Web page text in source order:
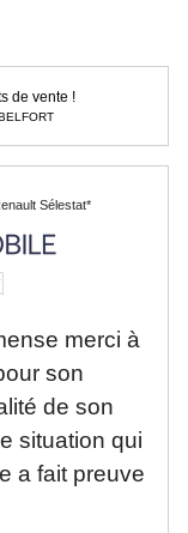
de vente !
Sélestat*
merci à
son
de son
situation qui
a fait preuve
grande